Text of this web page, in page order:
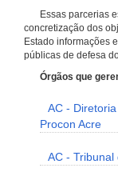
Essas parcerias
concretização dos
Estado informações
públicas de defesa
Órgãos que
AC -
Procon Acre
AC - Tribunal